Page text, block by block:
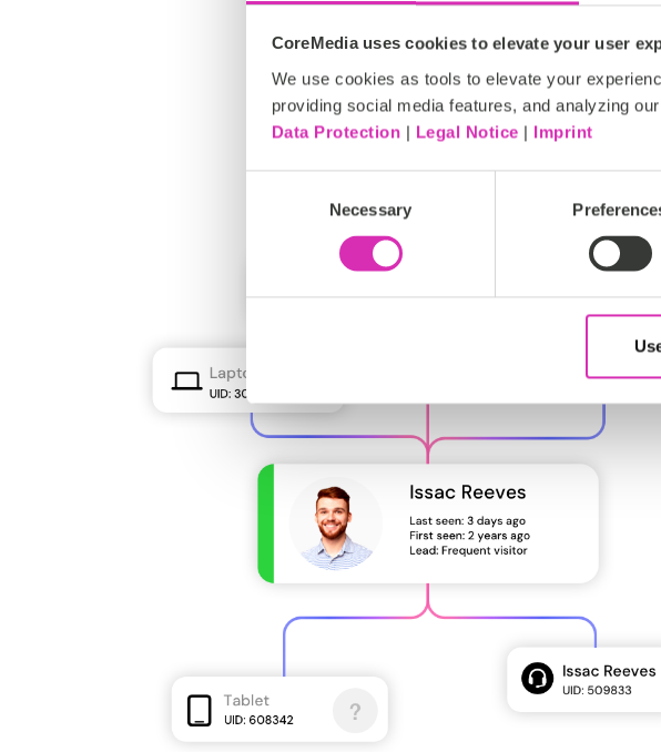
CoreMedia uses cookies to elevate your user
We use cookies as tools to elevate your
providing social media features, and analyzing
Data Protection | Legal Notice | Imprint
Necessary